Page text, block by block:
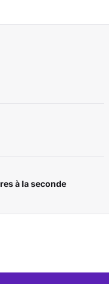
à la seconde